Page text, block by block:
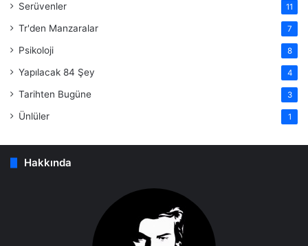
Serüvenler 11
Tr'den Manzaralar 7
Psikoloji 8
Yapılacak 84 Şey 4
Tarihten Bugüne 3
Ünlüler 1
Hakkında